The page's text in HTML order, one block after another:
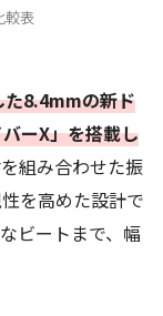
較表
た8.4mmの新ド
ーX」を搭載し
組み合わせた振
を高めた設計で
ビートまで、幅